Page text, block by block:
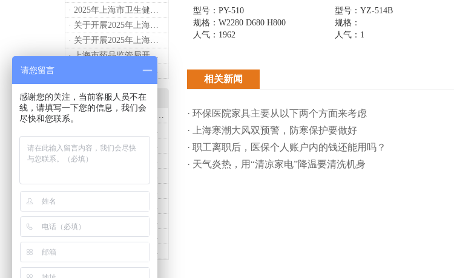
· 2025年上海市卫生健康工作要点
· 关于开展2025年上海市健康街镇建设工作的通知
· 关于开展2025年上海市中小微型企业职业健康帮扶工作的通知
· 上海市药品监管局开展进口医疗器械转境内生产工作调研
· 2024年度上海药品监管工作十大亮点
产品知识
· 诗烨推荐：T系列医用推车介绍
· 诗烨医用床头柜购买联系方式及交货时间
· 医用推车发展趋势及诗烨产品介绍
· 诗烨不锈钢仪器车结构详解及应用用途
· 诗烨液压抢救车与手摇抢救车选购指南
· 诗烨不锈钢医用屏风标准款优选四折屏风的核心缘由
· 诗烨西药柜与中药柜的区别及采购选择影响分析
· 诗烨豪华儿童病床婴幼儿功能设计及使用效果
· 诗烨医用办公桌与普通办公桌的区别及医院采购优势
· 诗烨网布办公椅与真皮办公椅优势及选购指南
型号：PY-510
规格：W2280 D680 H800
人气：1962
型号：YZ-514B
规格：
人气：1
相关新闻
· 环保医院家具主要从以下两个方面来考虑
· 上海寒潮大风双预警，防寒保护要做好
· 职工离职后，医保个人账户内的钱还能用吗​？
· 天气炎热，用“清凉家电”降温要清洗机身
请您留言
感谢您的关注，当前客服人员不在
线，请填写一下您的信息，我们会
尽快和您联系。